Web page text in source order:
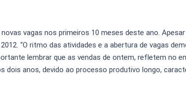
vagas nos primeiros 10 meses deste ano.
“O ritmo das atividades e a abertura de vagas
lembrar que as vendas de ontem, refletem no
dois anos, devido ao processo produtivo longo,